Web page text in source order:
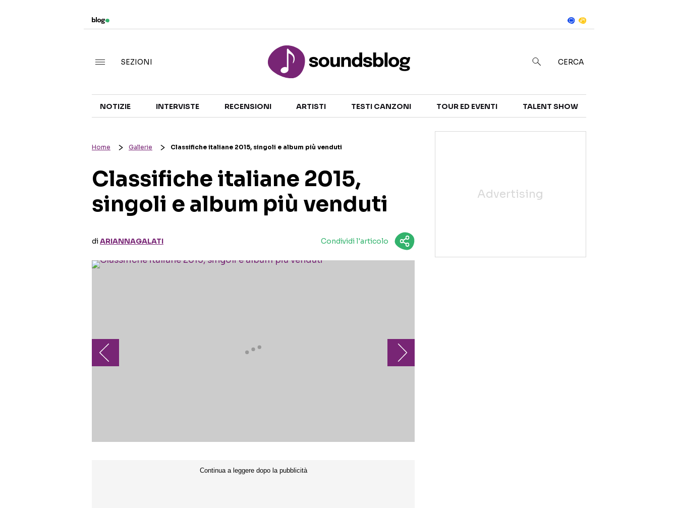
in Notizie
Sezioni
RECENSIONI MUSICALI
GOSSIP E CURIOSITÀ
TESTI CANZONI
SEZIONI CERCA
NOTIZIE INTERVISTE RECENSIONI ARTISTI TESTI CANZONI TOUR ED EVENTI TALENT SHOW
Home Gallerie Classifiche italiane 2015, singoli e album più venduti
Classifiche italiane 2015,
singoli e album più venduti
diARIANNAGALATI Condividi l'articolo